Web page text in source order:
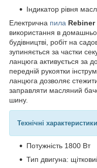
Індикатор рівня
Електрична пила Rebiner
використання в
будівництві, робіт на
зупиняється за частки
ланцюга активується за
передній рукоятки
ланцюга дозволяє
заправляти масляний
шину.
Технічні
Потужність 1800 Вт
Тип двигуна: